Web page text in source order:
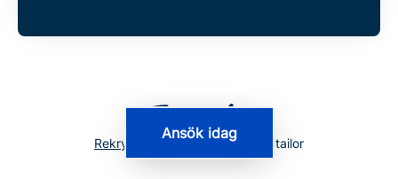
Ansök idag
Rekryteringsverktygfrån Teamtailor